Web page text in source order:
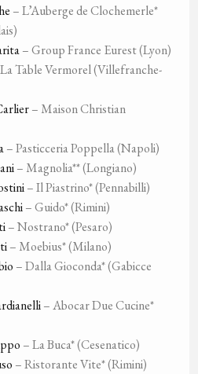
– L’Auberge de Clochemerle*
– Group France Eurest (Lyon)
Table Vermorel (Villefranche-
– Maison Christian
– Pasticceria Poppella (Napoli)
– Magnolia** (Longiano)
– Il Piastrino* (Pennabilli)
– Guido* (Rimini)
– Nostrano* (Pesaro)
– Moebius* (Milano)
– Dalla Gioconda* (Gabicce
– Abocar Due Cucine*
– La Buca* (Cesenatico)
– Ristorante Vite* (Rimini)